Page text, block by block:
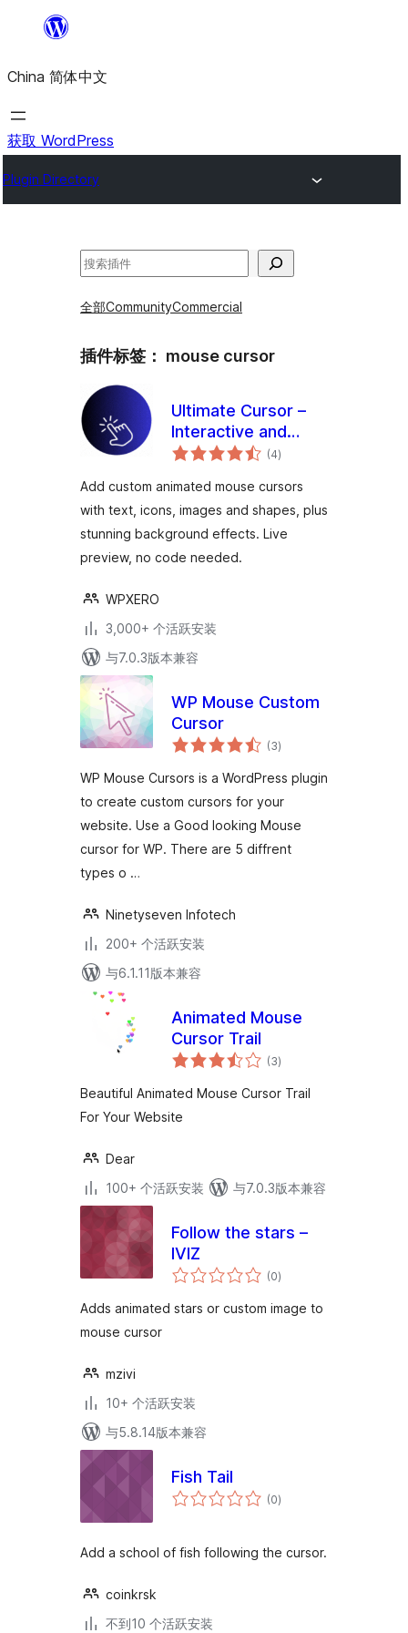
内
容
China 简体中文
获取 WordPress
Plugin Directory
搜
全部CommunityCommercial
插件标签： mouse cursor
Ultimate Cursor –
Interactive and
Animated Cursor
Effects Toolkit
(4总
评)
Add custom animated mouse cursors
with text, icons, images and shapes, plus
stunning background effects. Live
preview, no code needed.
WPXERO
3,000+ 个活跃安装
与7.0.3版本兼容
WP Mouse Custom
Cursor
(3总
评)
WP Mouse Cursors is a WordPress plugin
to create custom cursors for your
website. Use a Good looking Mouse
cursor for WP. There are 5 diffrent
types o …
Ninetyseven Infotech
200+ 个活跃安装
与6.1.11版本兼容
Animated Mouse
Cursor Trail
(3总
评)
Beautiful Animated Mouse Cursor Trail
For Your Website
Dear
100+ 个活跃安装
与7.0.3版本兼容
Follow the stars –
IVIZ
(0总
评)
Adds animated stars or custom image to
mouse cursor
mzivi
10+ 个活跃安装
与5.8.14版本兼容
Fish Tail
(0总
评)
Add a school of fish following the cursor.
coinkrsk
不到10 个活跃安装